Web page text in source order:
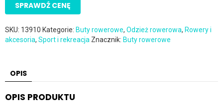
SPRAWDŹ CENĘ
SKU: 13910 Kategorie: Buty rowerowe, Odzież rowerowa, Rowery i
akcesoria, Sport i rekreacja Znacznik: Buty rowerowe
OPIS
OPIS PRODUKTU